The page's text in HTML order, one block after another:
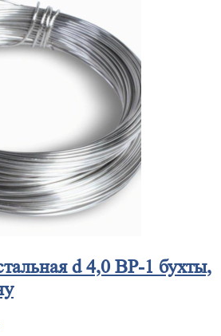
d 4,0 ВР-1 бухты,